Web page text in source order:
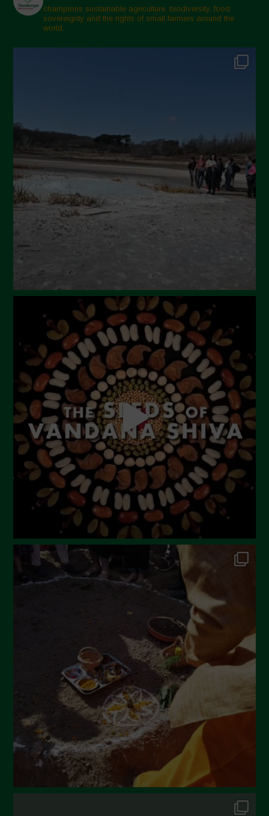
Marzo 2025
Febbraio 2025
Gennaio 2025
Settembre 2024
Luglio 2024
Maggio 2024
Aprile 2024
Marzo 2024
Febbraio 2024
Ottobre 2023
Settembre 2023
Agosto 2023
Luglio 2023
Giugno 2023
Maggio 2023
Aprile 2023
Marzo 2023
Febbraio 2023
Dicembre 2022
Novembre 2022
Ottobre 2022
Settembre 2022
Aprile 2022
Marzo 2022
Febbraio 2022
Gennaio 2022
Dicembre 2021
Novembre 2021
champions sustainable agriculture, biodiversity, food
sovereignty and the rights of small farmers around the
world.